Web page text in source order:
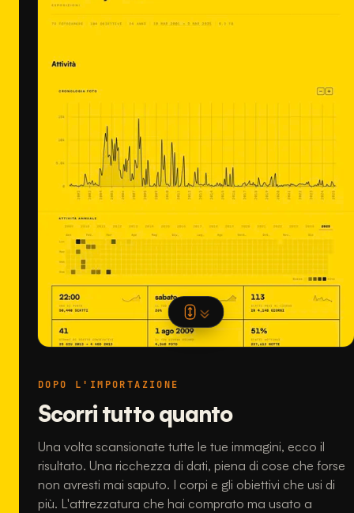
DOPO L'IMPORTAZIONE
Scorri tutto quanto
Una volta scansionate tutte le tue immagini, ecco il
risultato. Una ricchezza di dati, piena di cose che forse
non avresti mai saputo. I corpi e gli obiettivi che usi di
più. L'attrezzatura che hai comprato ma usato a